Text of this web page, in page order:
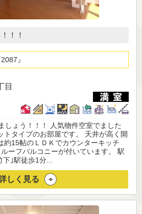
！！
2087
目
しょう！！！ 人気物件空室でました
タイプのお部屋です。 天井が高く開
約15帖のＬＤＫでカウンターキッチ
ーフバルコニーが付いています。 駅
｣駅徒歩1分...
しく見る